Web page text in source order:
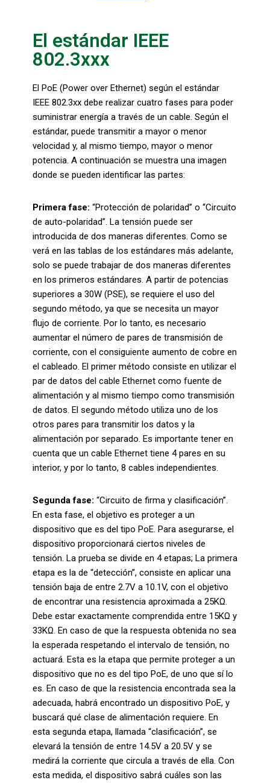
El estándar IEEE
802.3xxx
El PoE (Power over Ethernet) según el estándar
IEEE 802.3xx debe realizar cuatro fases para poder
suministrar energía a través de un cable. Según el
estándar, puede transmitir a mayor o menor
velocidad y, al mismo tiempo, mayor o menor
potencia. A continuación se muestra una imagen
donde se pueden identificar las partes:
Primera fase: “Protección de polaridad” o “Circuito
de auto-polaridad”. La tensión puede ser
introducida de dos maneras diferentes. Como se
verá en las tablas de los estándares más adelante,
solo se puede trabajar de dos maneras diferentes
en los primeros estándares. A partir de potencias
superiores a 30W (PSE), se requiere el uso del
segundo método, ya que se necesita un mayor
flujo de corriente. Por lo tanto, es necesario
aumentar el número de pares de transmisión de
corriente, con el consiguiente aumento de cobre en
el cableado. El primer método consiste en utilizar el
par de datos del cable Ethernet como fuente de
alimentación y al mismo tiempo como transmisión
de datos. El segundo método utiliza uno de los
otros pares para transmitir los datos y la
alimentación por separado. Es importante tener en
cuenta que un cable Ethernet tiene 4 pares en su
interior, y por lo tanto, 8 cables independientes.
Segunda fase: “Circuito de firma y clasificación”.
En esta fase, el objetivo es proteger a un
dispositivo que es del tipo PoE. Para asegurarse, el
dispositivo proporcionará ciertos niveles de
tensión. La prueba se divide en 4 etapas; La primera
etapa es la de “detección”, consiste en aplicar una
tensión baja de entre 2.7V a 10.1V, con el objetivo
de encontrar una resistencia aproximada a 25KΩ.
Debe estar exactamente comprendida entre 15KΩ y
33KΩ. En caso de que la respuesta obtenida no sea
la esperada respetando el intervalo de tensión, no
actuará. Esta es la etapa que permite proteger a un
dispositivo que no es del tipo PoE, de uno que sí lo
es. En caso de que la resistencia encontrada sea la
adecuada, habrá encontrado un dispositivo PoE, y
buscará qué clase de alimentación requiere. En
esta segunda etapa, llamada “clasificación”, se
elevará la tensión de entre 14.5V a 20.5V y se
medirá la corriente que circula a través de ella. Con
esta medida, el dispositivo sabrá cuáles son las